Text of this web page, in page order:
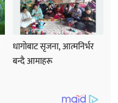
धागोबाट सृजना, आत्मनिर्भर
बन्दै आमाहरू